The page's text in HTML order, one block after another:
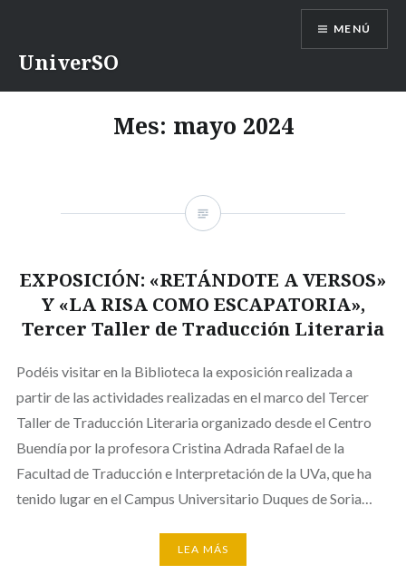
UniverSO
MENÚ
Mes: mayo 2024
EXPOSICIÓN: «RETÁNDOTE A VERSOS»
Y «LA RISA COMO ESCAPATORIA»,
Tercer Taller de Traducción Literaria
Podéis visitar en la Biblioteca la exposición realizada a
partir de las actividades realizadas en el marco del Tercer
Taller de Traducción Literaria organizado desde el Centro
Buendía por la profesora Cristina Adrada Rafael de la
Facultad de Traducción e Interpretación de la UVa, que ha
tenido lugar en el Campus Universitario Duques de Soria…
LEA MÁS